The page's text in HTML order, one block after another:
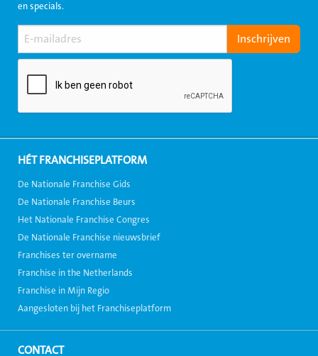
en specials.
HÉT FRANCHISEPLATFORM
De Nationale Franchise Gids
De Nationale Franchise Beurs
Het Nationale Franchise Congres
De Nationale Franchise nieuwsbrief
Franchises ter overname
Franchise in the Netherlands
Franchise in Mijn Regio
Aangesloten bij het Franchiseplatform
CONTACT